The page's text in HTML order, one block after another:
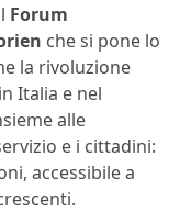
Forum
che si pone lo
la rivoluzione
Italia e nel
alle
e i cittadini:
accessibile a